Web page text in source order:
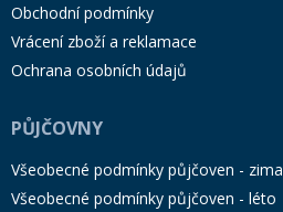
Obchodní podmínky
Vrácení zboží a reklamace
Ochrana osobních údajů
PŮJČOVNY
Všeobecné podmínky půjčoven - zima
Všeobecné podmínky půjčoven - léto